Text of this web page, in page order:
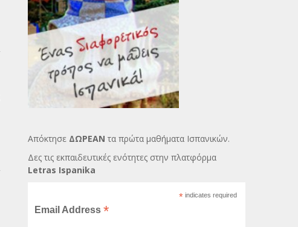
Απόκτησε ΔΩΡΕΑΝ τα πρώτα μαθήματα Ισπανικών.
Δες τις εκπαιδευτικές ενότητες στην πλατφόρμα
Letras Ispanika
* indicates required
Email Address *